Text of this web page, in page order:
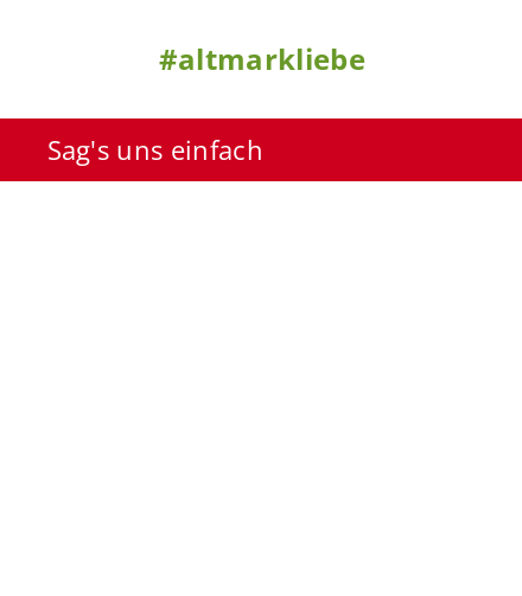
#altmarkliebe
Sag's uns einfach